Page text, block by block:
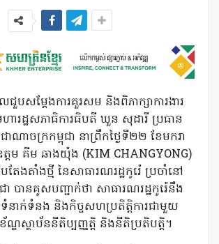
បសម្តែងការគួរសម និងពិភាក្សាការងារ
ារដ្ឋសភាធិការធិបតី ឃួន សុដារី ប្រធាន
ជាណាចក្រកម្ពុជា នាព្រឹកថ្ងៃទី២២ ខែមករា
តម គីម ឆាងយ៉ុង (KIM CHANGYONG)
តែងតាំងថ្មី នៃសាធារណរដ្ឋកូរ៉េ ប្រចាំនៅ
ជា បានគូសបញ្ជាក់ថា សាធារណរដ្ឋកូរ៉េនឹង
នាក់ទំនង និងកិច្ចសហប្រតិត្តិការជាមួយ
ណ្ឌស្ថាប័ននីតិប្បញ្ញត្តិ និងនីតិប្រតិបត្តិ។